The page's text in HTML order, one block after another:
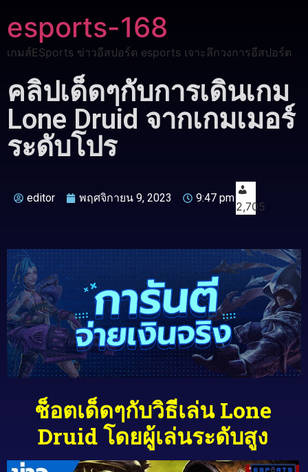
esports-168
เกมส์ESports ข่าวอีสปอร์ต esports เจาะลึกวงการอีสปอร์ต
คลิปเด็ดๆกับการเดินเกม
Lone Druid จากเกมเมอร์
ระดับโปร
editor พฤศจิกายน 9, 2023 9:47 pm
2,705
ช็อตเด็ดๆกับวิธีเล่น Lone
Druid โดยผู้เล่นระดับสูง